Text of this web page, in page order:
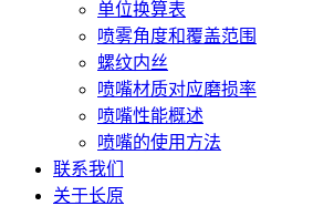
单位换算表
喷雾角度和覆盖范围
螺纹内丝
喷嘴材质对应磨损率
喷嘴性能概述
喷嘴的使用方法
联系我们
关于长原